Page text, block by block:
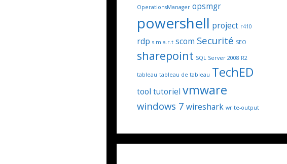
OperationsManager opsmgr
powershell project r410
rdp s.m.a.r.t scom Securité SEO
sharepoint SQL Server 2008 R2
tableau tableau de tableau TechED
tool tutoriel vmware
windows 7 wireshark write-output